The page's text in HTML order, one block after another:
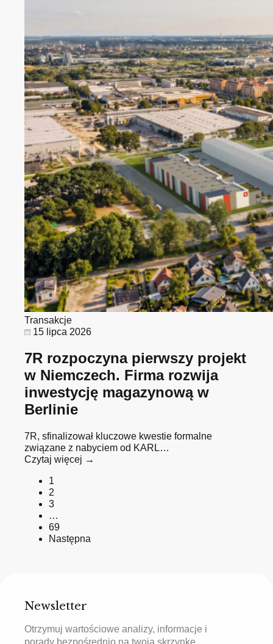
Transakcje
15 lipca 2026
7R rozpoczyna pierwszy projekt
w Niemczech. Firma rozwija
inwestycję magazynową w
Berlinie
7R, sfinalizował kluczowe kwestie formalne
związane z nabyciem od KARL…
Czytaj więcej →
1
2
3
…
69
Następna
Newsletter
Otrzymuj wartościowe analizy, informacje i